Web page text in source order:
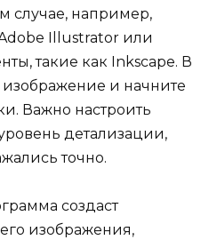
случае, например,
Illustrator или
такие как Inkscape. В
и начните
Важно настроить
детализации,
точно.
создаст
изображения,